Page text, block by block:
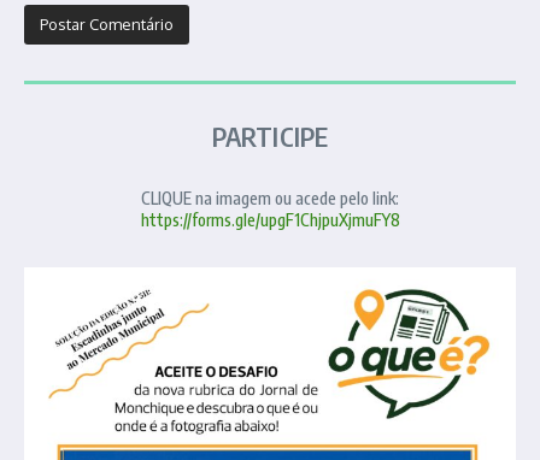
PARTICIPE
CLIQUE na imagem ou acede pelo link:
https://forms.gle/upgF1ChjpuXjmuFY8